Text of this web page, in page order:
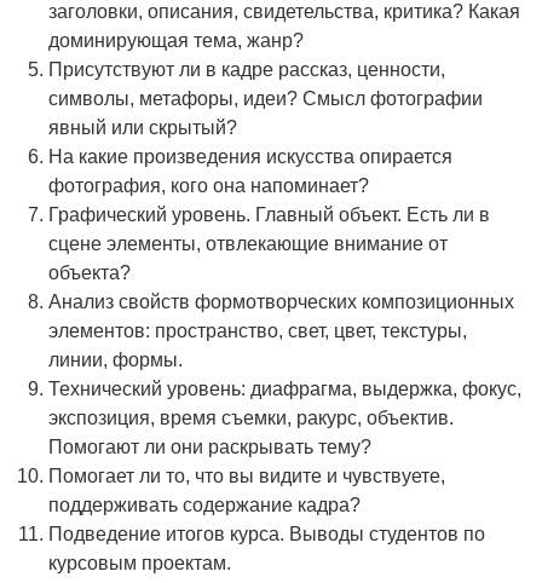
заголовки, описания, свидетельства, критика? Какая
доминирующая тема, жанр?
Присутствуют ли в кадре рассказ, ценности,
символы, метафоры, идеи? Смысл фотографии
явный или скрытый?
На какие произведения искусства опирается
фотография, кого она напоминает?
Графический уровень. Главный объект. Есть ли в
сцене элементы, отвлекающие внимание от
объекта?
Анализ свойств формотворческих композиционных
элементов: пространство, свет, цвет, текстуры,
линии, формы.
Технический уровень: диафрагма, выдержка, фокус,
экспозиция, время съемки, ракурс, объектив.
Помогают ли они раскрывать тему?
Помогает ли то, что вы видите и чувствуете,
поддерживать содержание кадра?
Подведение итогов курса. Выводы студентов по
курсовым проектам.